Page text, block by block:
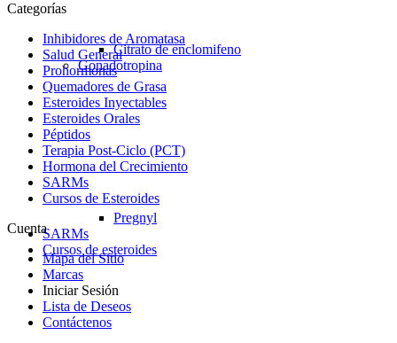
Citrato de enclomifeno
Gonadotropina
Pregnyl
SARMs
Cursos de esteroides
Categorías
Inhibidores de Aromatasa
Salud General
Prohormonas
Quemadores de Grasa
Esteroides Inyectables
Esteroides Orales
Péptidos
Terapia Post-Ciclo (PCT)
Hormona del Crecimiento
SARMs
Cursos de Esteroides
Cuenta
Mapa del Sitio
Marcas
Iniciar Sesión
Lista de Deseos
Contáctenos